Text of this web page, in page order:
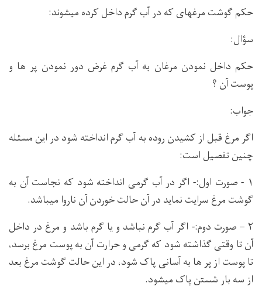
حکم ګوشت مرغهای که در آب ګرم داخل کرده میشوند:
سؤال:
حکم داخل نمودن مرغان به آب ګرم غرض دور نمودن پر ها و
پوست آن ؟
جواب:
اګر مرغ قبل از کشیدن روده به آب ګرم انداخته شود در این مسئله
چنین تفصیل است:
۱ - صورت اول:- اګر در آب ګرمی انداخته شود که نجاست آن به
ګوشت مرغ سرایت نماید در آن حالت خوردن آن ناروا میباشد.
۲ – صورت دوم:- اګر آب ګرم نباشد و یا ګرم باشد و مرغ در داخل
آن تا وقتی ګذاشته شود که ګرمی و حرارت آن به پوست مرغ برسد،
تا پوست از پر ها به آسانی پاک شود، در این حالت ګوشت مرغ بعد
از سه بار شستن پاک میشود.